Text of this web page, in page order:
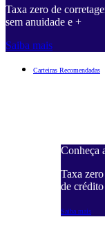
Taxa zero de
sem anuidade e +
Saiba mais
Carteiras Recomendadas
Conheça
Taxa
de
Saiba mais